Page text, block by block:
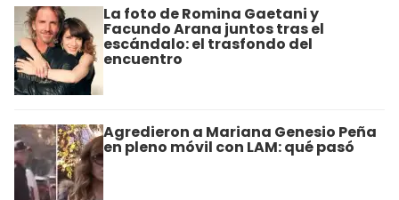
La foto de Romina Gaetani y
Facundo Arana juntos tras el
escándalo: el trasfondo del
encuentro
Agredieron a Mariana Genesio Peña
en pleno móvil con LAM: qué pasó